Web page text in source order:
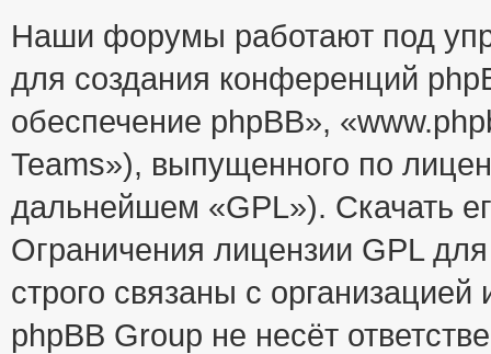
Наши форумы работают под
для создания конференций
обеспечение phpBB»,
Teams»), выпущенного по
дальнейшем «GPL»). Скачать
Ограничения лицензии GPL
строго связаны с
phpBB Group не несёт